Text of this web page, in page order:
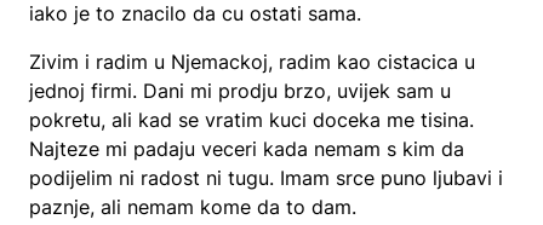
iako je to znacilo da cu ostati sama.
Zivim i radim u Njemackoj, radim kao cistacica u
jednoj firmi. Dani mi prodju brzo, uvijek sam u
pokretu, ali kad se vratim kuci doceka me tisina.
Najteze mi padaju veceri kada nemam s kim da
podijelim ni radost ni tugu. Imam srce puno ljubavi i
paznje, ali nemam kome da to dam.